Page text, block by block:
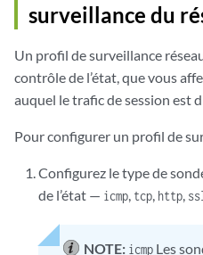
surveillance du
Un profil de surveillance
contrôle de l’état, que vous
auquel le trafic de session est
Pour configurer un profil de
Configurez le type de
de l’état — icmp, tcp, http,
NOTE: icmp Les